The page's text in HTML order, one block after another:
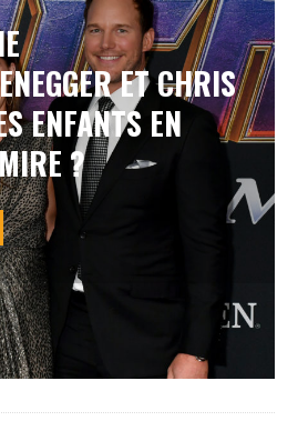
ET CHRIS
ENFANTS EN
?